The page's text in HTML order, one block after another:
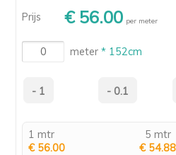
Prijs € 56.00 per meter
meter* 152cm
1 mtr
€ 56.00
5 mtr
€ 54.88